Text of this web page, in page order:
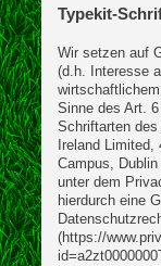
Typekit-
Wir setzen auf
(d.h. Interesse
Sinne des Art.
Schriftarten
Ireland
Campus,
unter dem
hierdurch eine
(https://